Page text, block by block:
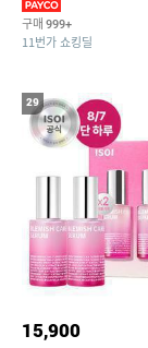
영복/티셔츠/
구매 999+
11번가 쇼킹딜
29
15,900